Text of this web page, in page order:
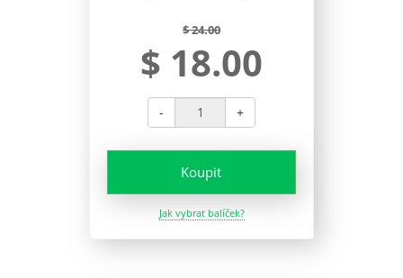
$ 24.00
$ 18.00
- +
Koupit
Jak vybrat balíček?